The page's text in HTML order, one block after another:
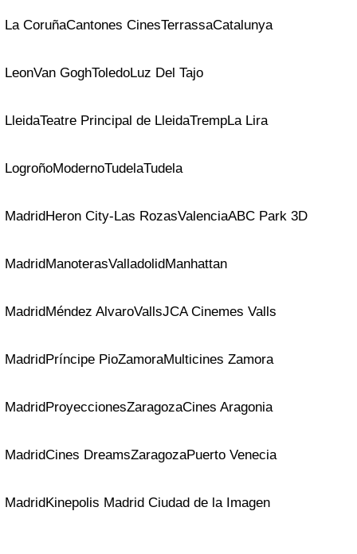
La CoruñaCantones CinesTerrassaCatalunya
LeonVan GoghToledoLuz Del Tajo
LleidaTeatre Principal de LleidaTrempLa Lira
LogroñoModernoTudelaTudela
MadridHeron City-Las RozasValenciaABC Park 3D
MadridManoterasValladolidManhattan
MadridMéndez AlvaroVallsJCA Cinemes Valls
MadridPríncipe PioZamoraMulticines Zamora
MadridProyeccionesZaragozaCines Aragonia
MadridCines DreamsZaragozaPuerto Venecia
MadridKinepolis Madrid Ciudad de la Imagen